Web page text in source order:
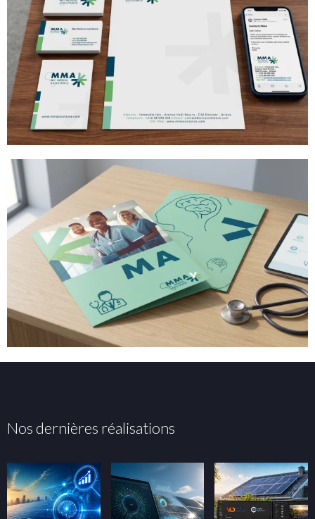
Nos dernières réalisations